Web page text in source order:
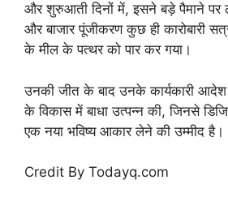
और शुरुआती दिनों में, इसने बड़े पैमाने पर
और बाजार पूंजीकरण कुछ ही कारोबारी
के मील के पत्थर को पार कर गया।
उनकी जीत के बाद उनके कार्यकारी आदेश ने
के विकास में बाधा उत्पन्न की, जिनसे
एक नया भविष्य आकार लेने की उम्मीद है।
Credit By Todayq.com